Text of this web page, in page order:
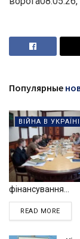
Популярные
ВІЙНА В УКРАЇНІ
фінансування...
READ MORE